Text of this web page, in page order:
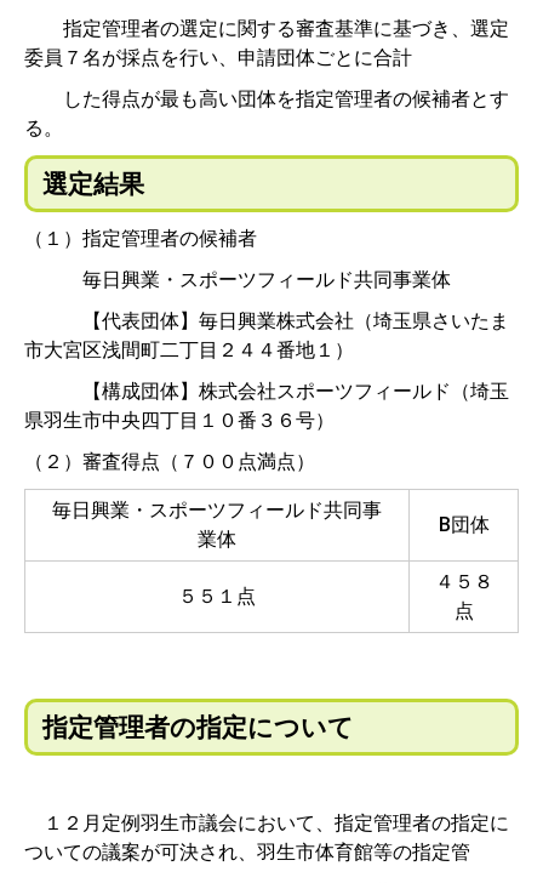
指定管理者の選定に関する審査基準に基づき、選定
委員７名が採点を行い、申請団体ごとに合計
した得点が最も高い団体を指定管理者の候補者とす
る。
選定結果
（１）指定管理者の候補者
毎日興業・スポーツフィールド共同事業体
【代表団体】毎日興業株式会社（埼玉県さいたま
市大宮区浅間町二丁目２４４番地１）
【構成団体】株式会社スポーツフィールド（埼玉
県羽生市中央四丁目１０番３６号）
（２）審査得点（７００点満点）
毎日興業・スポーツフィールド共同事
業体
B団体
５５１点
４５８
点
指定管理者の指定について
１２月定例羽生市議会において、指定管理者の指定に
ついての議案が可決され、羽生市体育館等の指定管